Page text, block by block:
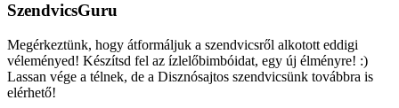
SzendvicsGuru
Megérkeztünk, hogy átformáljuk a szendvicsről alkotott eddigi
véleményed! Készítsd fel az ízlelőbimbóidat, egy új élményre! :)
Lassan vége a télnek, de a Disznósajtos szendvicsünk továbbra is
elérhető!